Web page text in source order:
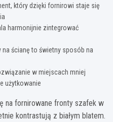
który dzięki fornirowi staje się
harmonijnie zintegrować
na ścianę to świetny sposób na
w miejscach mniej
użytkowanie
na fornirowane fronty szafek w
kontrastują z białym blatem.